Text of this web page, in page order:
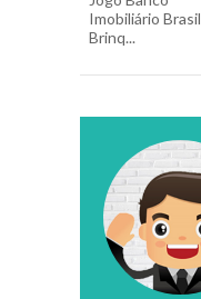
Imobiliário Brasil
Brinq...